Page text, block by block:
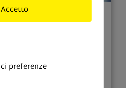
quello che
Accetto
preferenze